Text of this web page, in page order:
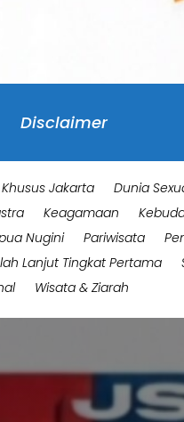
Disclaimer
Jakarta Dunia
Keagamaan
Nugini Pariwisata
Lanjut Tingkat Pertama
Wisata & Ziarah